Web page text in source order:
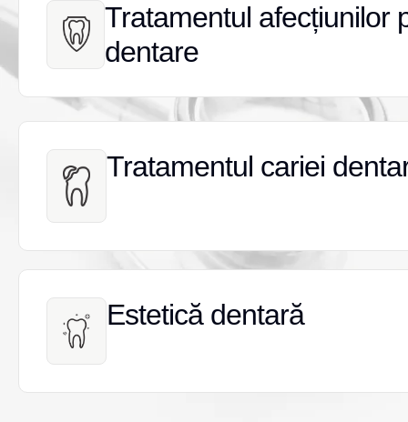
Tratamentul afecțiunilor
dentare
Tratamentul afecțiunilor
dentare
Tratamentul cariei
Tratamentul cariei
Estetică dentară
Estetică dentară